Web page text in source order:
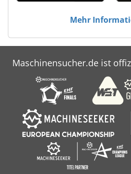
Mehr
Maschinensucher.de ist